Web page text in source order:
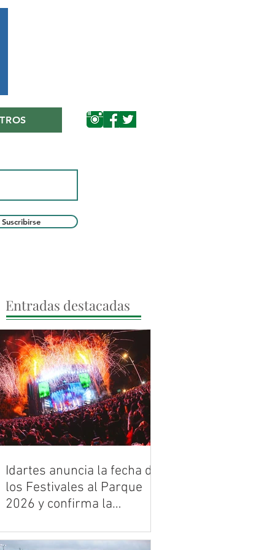
Suscribirse
Entradas destacadas
Idartes anuncia la fecha de
los Festivales al Parque
2026 y confirma la
los 30 años de Rock al
2026. Entre mayo y noviembre, la